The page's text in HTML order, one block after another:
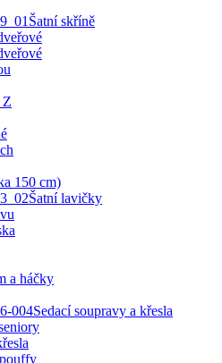
Šatní skříně
Z
150 cm)
Šatní lavičky
a háčky
Sedací soupravy a křesla